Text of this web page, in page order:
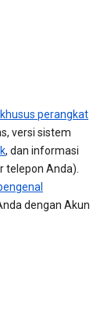
perangkat
versi sistem
, dan informasi
telepon Anda).
dengan Akun